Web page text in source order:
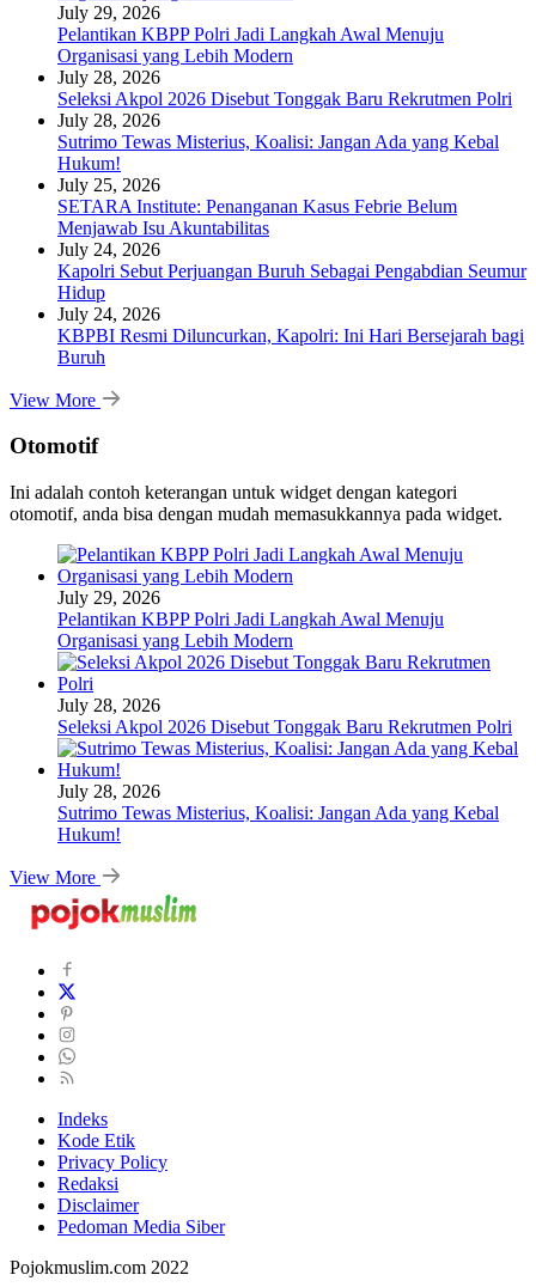
July 29, 2026
Pelantikan KBPP Polri Jadi Langkah Awal Menuju
Organisasi yang Lebih Modern
July 28, 2026
Seleksi Akpol 2026 Disebut Tonggak Baru Rekrutmen Polri
July 28, 2026
Sutrimo Tewas Misterius, Koalisi: Jangan Ada yang Kebal
Hukum!
July 25, 2026
SETARA Institute: Penanganan Kasus Febrie Belum
Menjawab Isu Akuntabilitas
July 24, 2026
Kapolri Sebut Perjuangan Buruh Sebagai Pengabdian Seumur
Hidup
July 24, 2026
KBPBI Resmi Diluncurkan, Kapolri: Ini Hari Bersejarah bagi
Buruh
View More
Otomotif
Ini adalah contoh keterangan untuk widget dengan kategori
otomotif, anda bisa dengan mudah memasukkannya pada widget.
July 29, 2026
Pelantikan KBPP Polri Jadi Langkah Awal Menuju
Organisasi yang Lebih Modern
July 28, 2026
Seleksi Akpol 2026 Disebut Tonggak Baru Rekrutmen Polri
July 28, 2026
Sutrimo Tewas Misterius, Koalisi: Jangan Ada yang Kebal
Hukum!
View More
Indeks
Kode Etik
Privacy Policy
Redaksi
Disclaimer
Pedoman Media Siber
Pojokmuslim.com 2022